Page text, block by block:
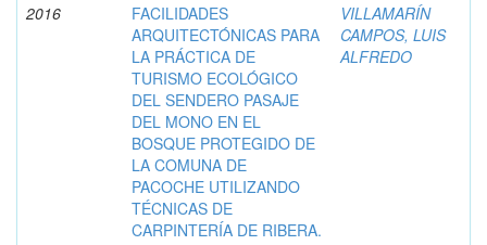
2016
FACILIDADES
ARQUITECTÓNICAS PARA
LA PRÁCTICA DE
TURISMO ECOLÓGICO
DEL SENDERO PASAJE
DEL MONO EN EL
BOSQUE PROTEGIDO DE
LA COMUNA DE
PACOCHE UTILIZANDO
TÉCNICAS DE
CARPINTERÍA DE RIBERA.
VILLAMARÍN
CAMPOS, LUIS
ALFREDO